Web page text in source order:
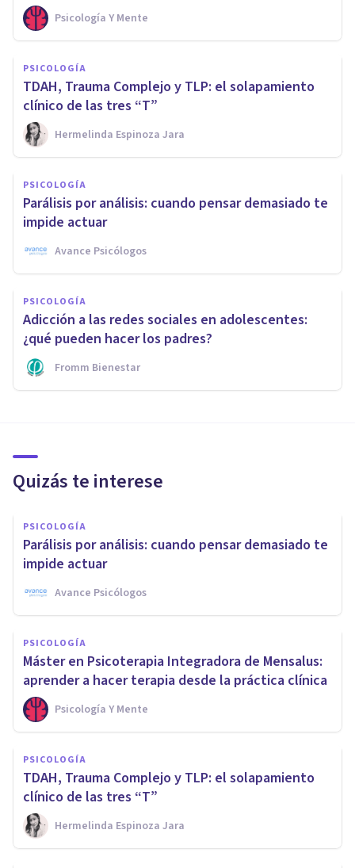
Psicología Y Mente
PSICOLOGÍA
TDAH, Trauma Complejo y TLP: el solapamiento
clínico de las tres “T”
Hermelinda Espinoza Jara
PSICOLOGÍA
Parálisis por análisis: cuando pensar demasiado te
impide actuar
Avance Psicólogos
PSICOLOGÍA
Adicción a las redes sociales en adolescentes:
¿qué pueden hacer los padres?
Fromm Bienestar
Quizás te interese
PSICOLOGÍA
Parálisis por análisis: cuando pensar demasiado te
impide actuar
Avance Psicólogos
PSICOLOGÍA
Máster en Psicoterapia Integradora de Mensalus:
aprender a hacer terapia desde la práctica clínica
Psicología Y Mente
PSICOLOGÍA
TDAH, Trauma Complejo y TLP: el solapamiento
clínico de las tres “T”
Hermelinda Espinoza Jara